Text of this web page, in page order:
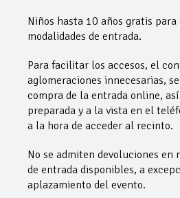
Niños hasta 10 años gratis
modalidades de entrada.
Para facilitar los accesos, el
aglomeraciones innecesarias,
compra de la entrada online,
preparada y a la vista en el
a la hora de acceder al recinto.
No se admiten devoluciones en
de entrada disponibles, a
aplazamiento del evento.